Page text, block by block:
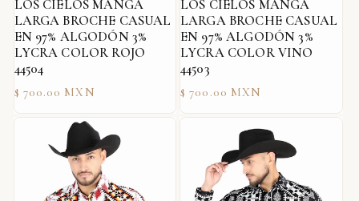
LOS CIELOS MANGA
LARGA BROCHE CASUAL
EN 97% ALGODÓN 3%
LYCRA COLOR ROJO
44504
Precio
habitual
$ 700.00 MXN
LOS CIELOS MANGA
LARGA BROCHE CASUAL
EN 97% ALGODÓN 3%
LYCRA COLOR VINO
44503
Precio
habitual
$ 700.00 MXN